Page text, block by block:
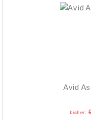
Avid
bisher: